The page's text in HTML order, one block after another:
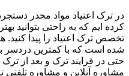
در ترک اعتیاد مواد مخدر
کرده ایم که به راحتی بتوانید
تخصص ترک اعتیاد را پیدا کنید.
شده است که با کمترین دردسر
حتی در فرایند ترک و بعد از
مشاوره آنلاین و مشاوره